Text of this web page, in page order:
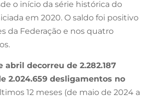
o início da série histórica do
em 2020. O saldo foi positivo
da Federação e nos quatro
abril decorreu de 2.282.187
2.024.659 desligamentos no
12 meses (de maio de 2024 a